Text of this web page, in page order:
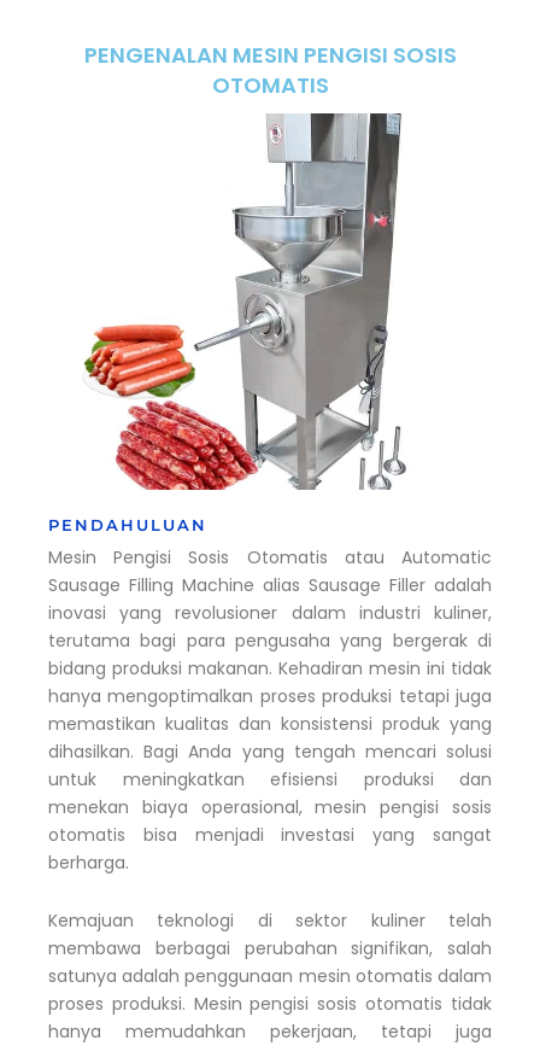
PENGENALAN MESIN PENGISI SOSIS
OTOMATIS
PENDAHULUAN
Mesin Pengisi Sosis Otomatis atau Automatic
Sausage Filling Machine alias Sausage Filler adalah
inovasi yang revolusioner dalam industri kuliner,
terutama bagi para pengusaha yang bergerak di
bidang produksi makanan. Kehadiran mesin ini tidak
hanya mengoptimalkan proses produksi tetapi juga
memastikan kualitas dan konsistensi produk yang
dihasilkan. Bagi Anda yang tengah mencari solusi
untuk meningkatkan efisiensi produksi dan
menekan biaya operasional, mesin pengisi sosis
otomatis bisa menjadi investasi yang sangat
berharga.
Kemajuan teknologi di sektor kuliner telah
membawa berbagai perubahan signifikan, salah
satunya adalah penggunaan mesin otomatis dalam
proses produksi. Mesin pengisi sosis otomatis tidak
hanya memudahkan pekerjaan, tetapi juga